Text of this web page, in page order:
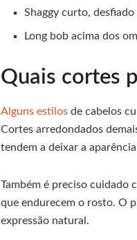
Shaggy curto,
Long bob acima dos
Quais cortes
Alguns estilos de cabelos
Cortes arredondados
tendem a deixar a
Também é preciso cuidado
que endurecem o rosto. O
expressão natural.